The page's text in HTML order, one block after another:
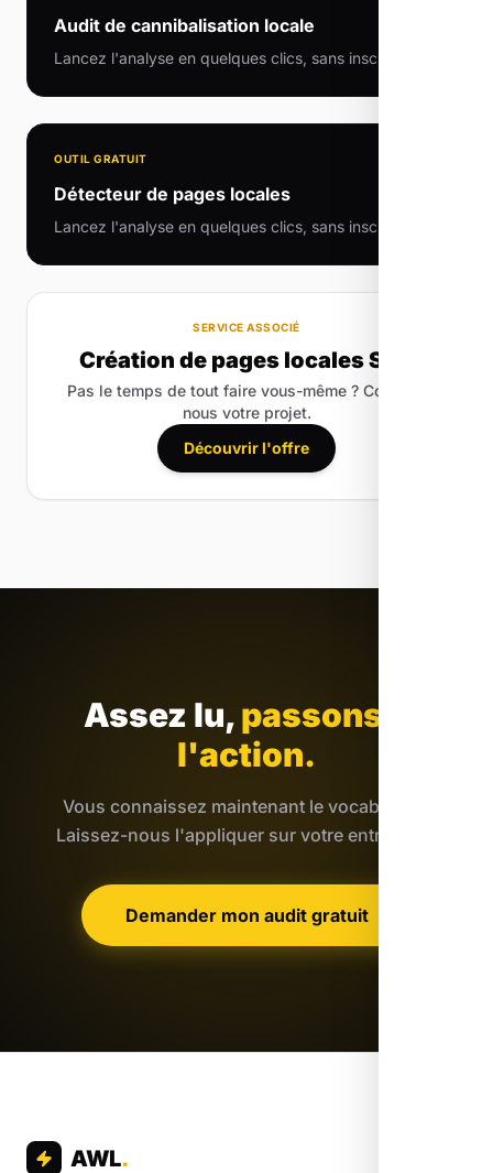
Audit de cannibalisation locale
Lancez l'analyse en quelques clics, sans inscription.
OUTIL GRATUIT
Détecteur de pages locales
Lancez l'analyse en quelques clics, sans inscription.
SERVICE ASSOCIÉ
Création de pages locales SEO
Pas le temps de tout faire vous-même ? Confiez-
nous votre projet.
Découvrir l'offre
Assez lu,passons à
l'action.
Vous connaissez maintenant le vocabulaire.
Laissez-nous l'appliquer sur votre entreprise.
Demander mon audit gratuit
AWL.